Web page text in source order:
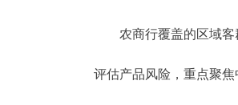
农商行覆盖的区域
评估产品风险，重点聚